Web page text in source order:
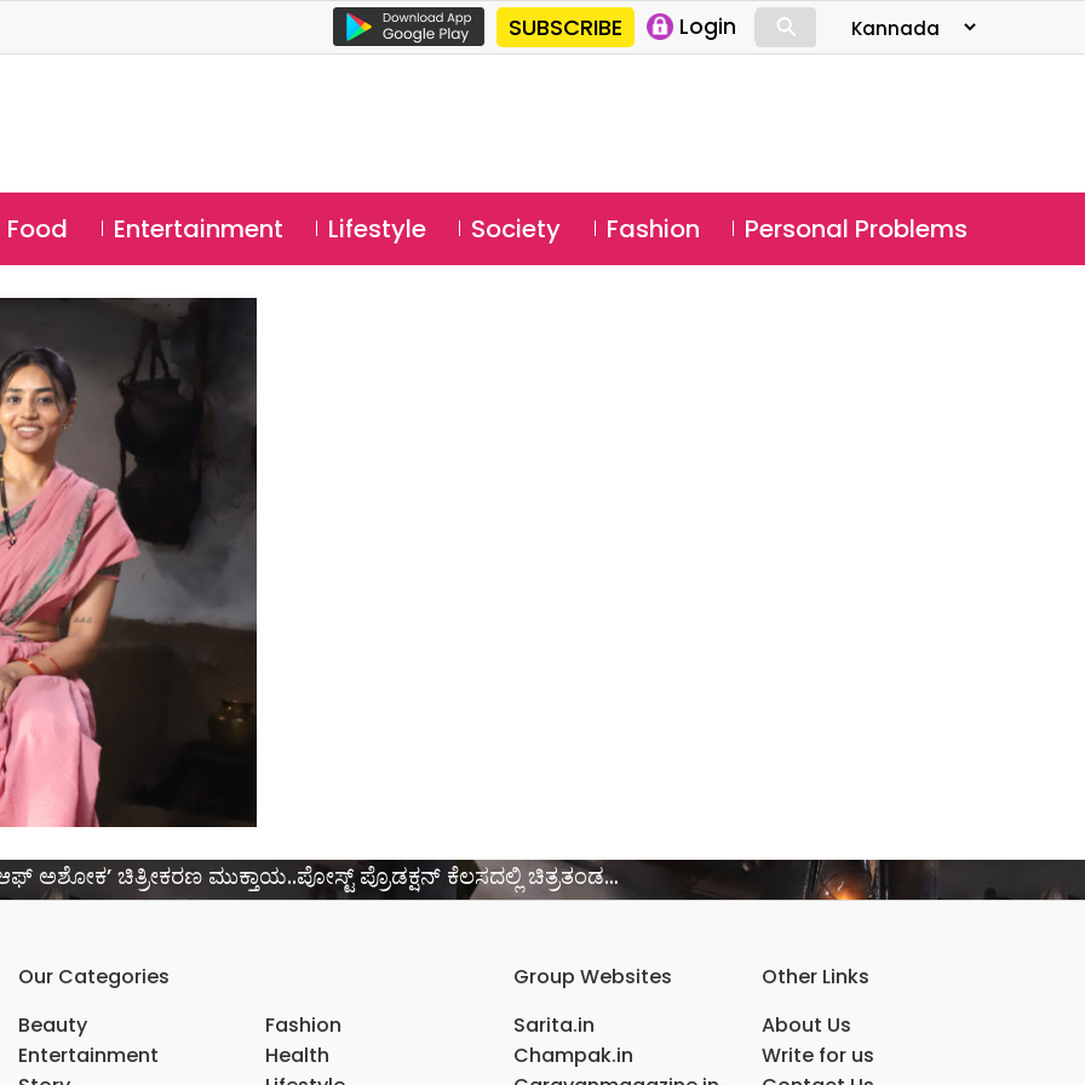
SUBSCRIBE Login ⚲
Food Entertainment Lifestyle Society Fashion Personal Problems
ಅಶೋಕ’ ಚಿತ್ರೀಕರಣ ಮುಕ್ತಾಯ..ಪೋಸ್ಟ್ ಪ್ರೊಡಕ್ಷನ್ ಕೆಲಸದಲ್ಲಿ ಚಿತ್ರತಂಡ…
Our Categories
Beauty
Entertainment
Fashion
Health
Group Websites
Sarita.in
Champak.in
Other Links
About Us
Write for us